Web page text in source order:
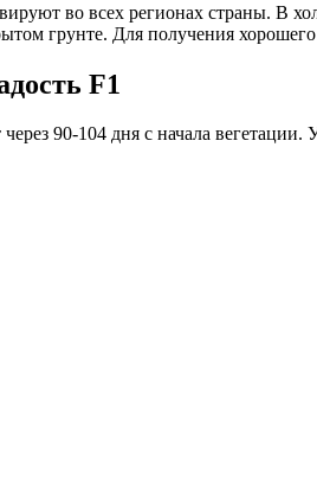
во всех регионах страны. В
грунте. Для получения
F1
90-104 дня с начала